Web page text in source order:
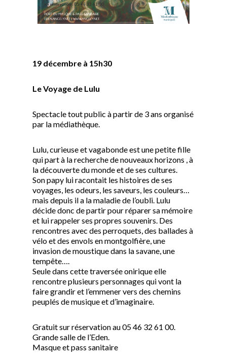
19 décembre à 15h30
Le Voyage de Lulu
Spectacle tout public à partir de 3 ans organisé
par la médiathèque.
Lulu, curieuse et vagabonde est une petite fille
qui part à la recherche de nouveaux horizons , à
la découverte du monde et de ses cultures.
Son papy lui racontait les histoires de ses
voyages, les odeurs, les saveurs, les couleurs…
mais depuis il a la maladie de l’oubli. Lulu
décide donc de partir pour réparer sa mémoire
et lui rappeler ses propres souvenirs. Des
rencontres avec des perroquets, des ballades à
vélo et des envols en montgolfière, une
invasion de moustique dans la savane, une
tempête….
Seule dans cette traversée onirique elle
rencontre plusieurs personnages qui vont la
faire grandir et l’emmener vers des chemins
peuplés de musique et d’imaginaire.
Gratuit sur réservation au 05 46 32 61 00.
Grande salle de l’Eden.
Masque et pass sanitaire